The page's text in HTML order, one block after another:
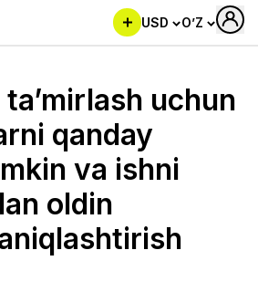
USD O’Z
uchun
qanday
va ishni
oldin